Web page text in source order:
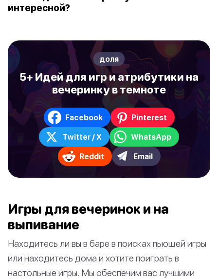
интересной?
доля
5+ Идей для игр и атрибутики на
вечеринку в темноте
Facebook Pinterest
Twitter / X WhatsApp
Reddit Email
Игры для вечеринок и на
выпивание
Находитесь ли вы в баре в поисках пьющей игры
или находитесь дома и хотите поиграть в
настольные игры. Мы обеспечим вас лучшими